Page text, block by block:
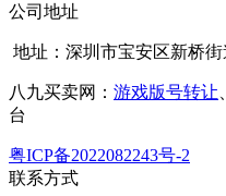
公司地址
地址：深圳市宝安区新桥
八九买卖网： 游戏版号转让
台
粤ICP备2022082243号-2
联系方式